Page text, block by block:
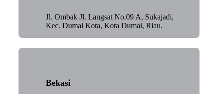
Jl. Ombak Jl. Langsat No.09 A, Sukajadi,
Kec. Dumai Kota, Kota Dumai, Riau.
Bekasi